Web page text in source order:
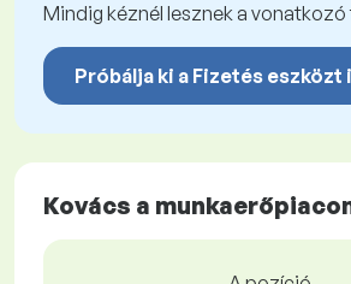
Mindig kéznél lesznek a
Próbálja ki a Fizetés eszközt
Kovács a